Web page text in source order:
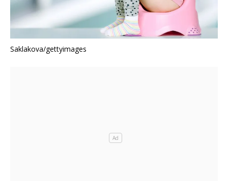
Saklakova/gettyimages